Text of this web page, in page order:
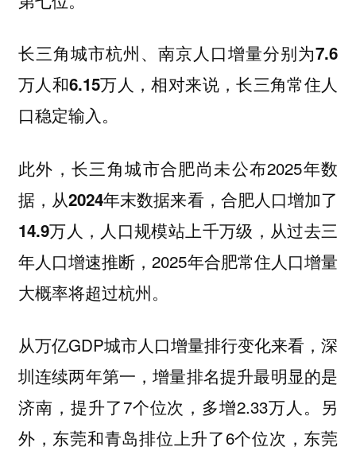
长三角城市杭州、南京人口增量分别为7.6
万人和6.15万人，相对来说，长三角常住人
口稳定输入。
此外，长三角城市合肥尚未公布2025年数
据， 从2024年末数据来看，合肥人口增加了
14.9万人，人口规模站上千万级 ，从过去三
年人口增速推断，2025年合肥常住人口增量
大概率将超过杭州。
从万亿GDP城市人口增量排行变化来看，深
圳连续两年第一，增量排名提升最明显的是
济南，提升了7个位次，多增2.33万人。另
外，东莞和青岛排位上升了6个位次，东莞